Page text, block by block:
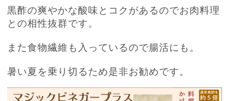
黒酢の爽やかな酸味とコクがあるのでお肉料理
との相性抜群です。
また食物繊維も入っているので腸活にも。
暑い夏を乗り切るため是非お勧めです。